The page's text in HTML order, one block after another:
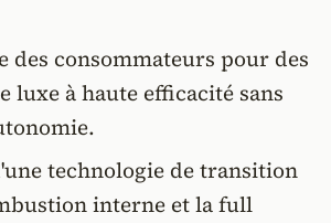
des consommateurs pour des
luxe à haute efficacité sans
technologie de transition
interne et la full